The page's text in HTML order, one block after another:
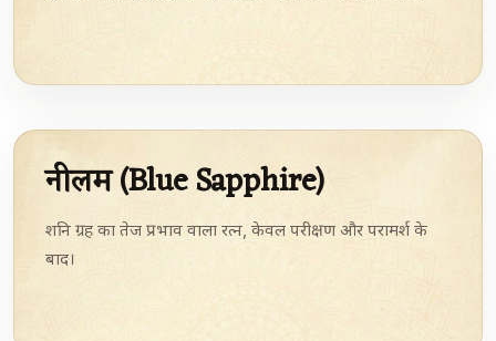
नीलम (Blue Sapphire)
शनि ग्रह का तेज प्रभाव वाला रत्न, केवल परीक्षण और परामर्श के
बाद।